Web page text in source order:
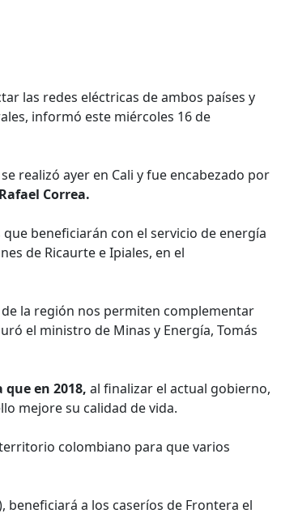
las redes eléctricas de ambos países y
informó este miércoles 16 de
realizó ayer en Cali y fue encabezado por
Correa.
beneficiarán con el servicio de energía
de Ricaurte e Ipiales, en el
la región nos permiten complementar
el ministro de Minas y Energía, Tomás
en 2018, al finalizar el actual gobierno,
mejore su calidad de vida.
colombiano para que varios
beneficiará a los caseríos de Frontera el